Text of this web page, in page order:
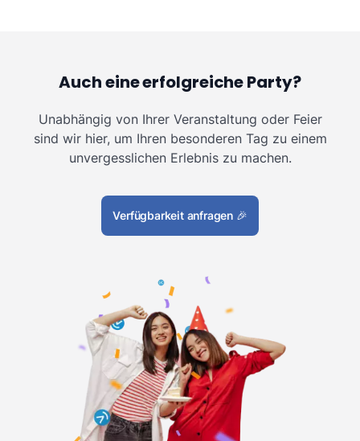
Auch eine erfolgreiche Party?
Unabhängig von Ihrer Veranstaltung oder Feier
sind wir hier, um Ihren besonderen Tag zu einem
unvergesslichen Erlebnis zu machen.
Verfügbarkeit anfragen 🎉